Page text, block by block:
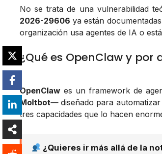
No se trata de una vulnerabilidad
2026-29606 ya están
organización usa agentes de IA o
¿Qué es OpenClaw y
OpenClaw es un framework de
Moltbot— diseñado para
tres capacidades que lo hacen
¿Quieres ir más allá de la